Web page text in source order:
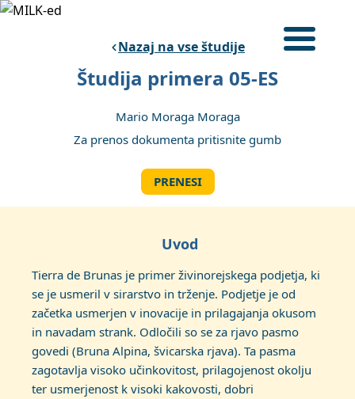
Skip
PROGRAM USPOSABLJANJA
ŠTUDIJE PRIMEROV
Nazaj na vse študije
Študija primera 05-ES
Mario Moraga Moraga
Za prenos dokumenta pritisnite gumb
PRENESI
Uvod
Tierra de Brunas je primer živinorejskega podjetja, ki
se je usmeril v sirarstvo in trženje. Podjetje je od
začetka usmerjen v inovacije in prilagajanja okusom
in navadam strank. Odločili so se za rjavo pasmo
govedi (Bruna Alpina, švicarska rjava). Ta pasma
zagotavlja visoko učinkovitost, prilagojenost okolju
ter usmerjenost k visoki kakovosti, dobri